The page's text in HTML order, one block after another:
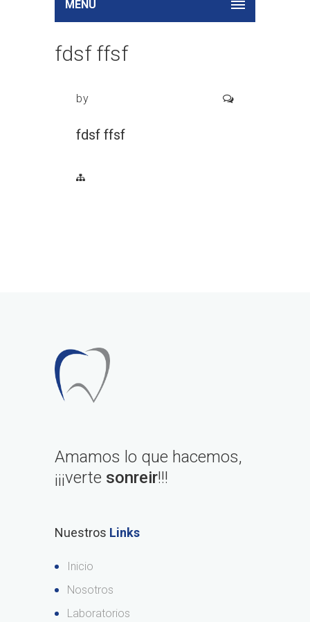
MENU
fdsf ffsf
by
fdsf ffsf
Amamos lo que hacemos,
¡¡¡verte sonreir!!!
Nuestros Links
Inicio
Nosotros
Laboratorios